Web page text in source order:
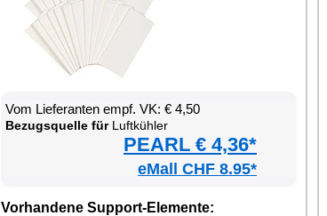
Vom Lie­fe­ran­ten empf. VK: € 4,50
Be­zugs­quel­le fürLuft­küh­ler
PEARL € 4,36*
eMall CHF 8.95*
Vor­han­de­ne Sup­port-Ele­men­te: